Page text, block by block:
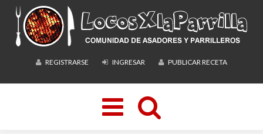
REGISTRARSE INGRESAR PUBLICAR RECETA
Toggle
navigation